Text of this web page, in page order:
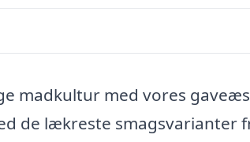
madkultur med vores
de lækreste smagsvarianter